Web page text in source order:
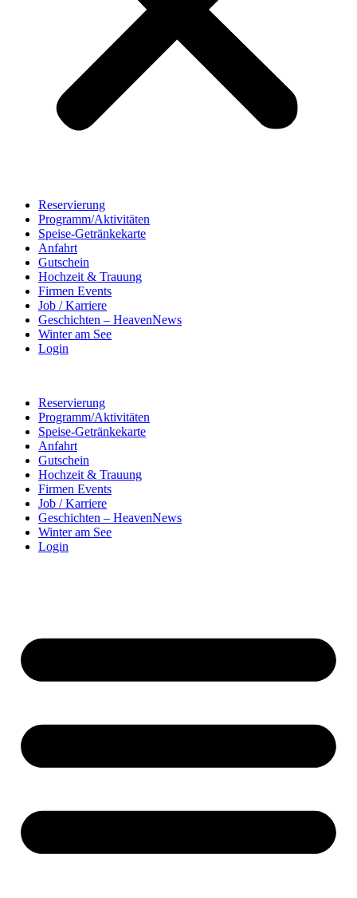
Reservierung
Programm/Aktivitäten
Speise-Getränkekarte
Anfahrt
Gutschein
Hochzeit & Trauung
Firmen Events
Job / Karriere
Geschichten – HeavenNews
Winter am See
Login
Reservierung
Programm/Aktivitäten
Speise-Getränkekarte
Anfahrt
Gutschein
Hochzeit & Trauung
Firmen Events
Job / Karriere
Geschichten – HeavenNews
Winter am See
Login